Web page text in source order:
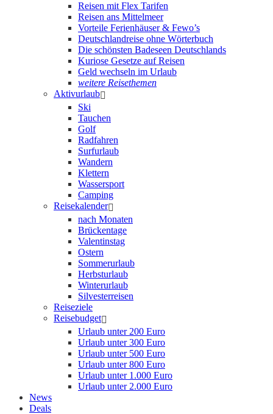
Reisen mit Flex Tarifen
Reisen ans Mittelmeer
Vorteile Ferienhäuser & Fewo’s
Deutschlandreise ohne Wörterbuch
Die schönsten Badeseen Deutschlands
Kuriose Gesetze auf Reisen
Geld wechseln im Urlaub
weitere Reisethemen
Aktivurlaub
Ski
Tauchen
Golf
Radfahren
Surfurlaub
Wandern
Klettern
Wassersport
Camping
Reisekalender
nach Monaten
Brückentage
Valentinstag
Ostern
Sommerurlaub
Herbsturlaub
Winterurlaub
Silvesterreisen
Reiseziele
Reisebudget
Urlaub unter 200 Euro
Urlaub unter 300 Euro
Urlaub unter 500 Euro
Urlaub unter 800 Euro
Urlaub unter 1.000 Euro
Urlaub unter 2.000 Euro
News
Deals